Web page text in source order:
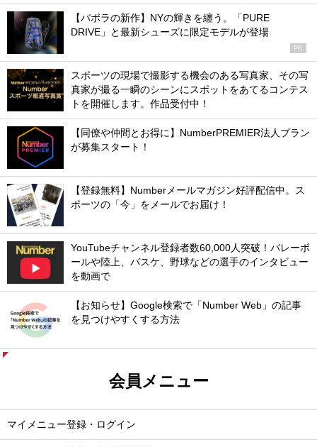
【バボラの新作】NYの輝きを纏う。「PURE
DRIVE」と最新シューズに限定モデルが登場
PR
スポーツの現場で撮影する機会のある写真家、その写
真家が撮る一瞬のシーンにスポットをあてるコンテス
トを開催します。作品受付中！
【同僚や仲間とお得に】NumberPREMIER法人プラン
が募集スタート！
【登録無料】Numberメールマガジン好評配信中。ス
ポーツの「今」をメールでお届け！
YouTubeチャンネル登録者数60,000人突破！バレーボ
ールや陸上、バスケ、野球などの選手のインタビュー
を動画で
【お知らせ】Google検索で「Number Web」の記事
を見つけやすくする方法
会員メニュー
マイメニュー登録・ログイン